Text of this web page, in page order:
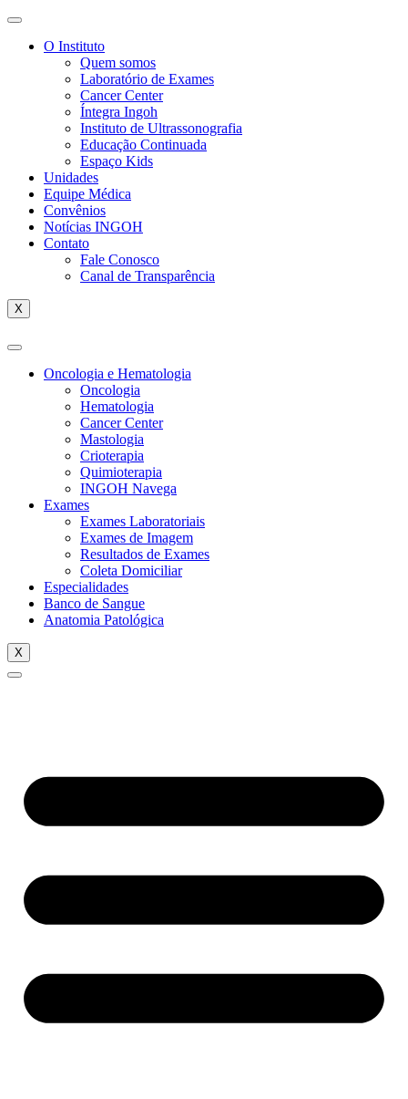
O Instituto
Quem somos
Laboratório de Exames
Cancer Center
Íntegra Ingoh
Instituto de Ultrassonografia
Educação Continuada
Espaço Kids
Unidades
Equipe Médica
Convênios
Notícias INGOH
Contato
Fale Conosco
Canal de Transparência
X
Oncologia e Hematologia
Oncologia
Hematologia
Cancer Center
Mastologia
Crioterapia
Quimioterapia
INGOH Navega
Exames
Exames Laboratoriais
Exames de Imagem
Resultados de Exames
Coleta Domiciliar
Especialidades
Banco de Sangue
Anatomia Patológica
X